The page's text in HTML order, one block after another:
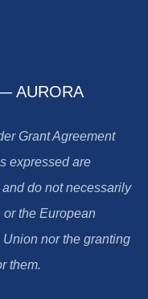
AURORA
Grant Agreement
expressed are
do not necessarily
the European
nor the granting
them.